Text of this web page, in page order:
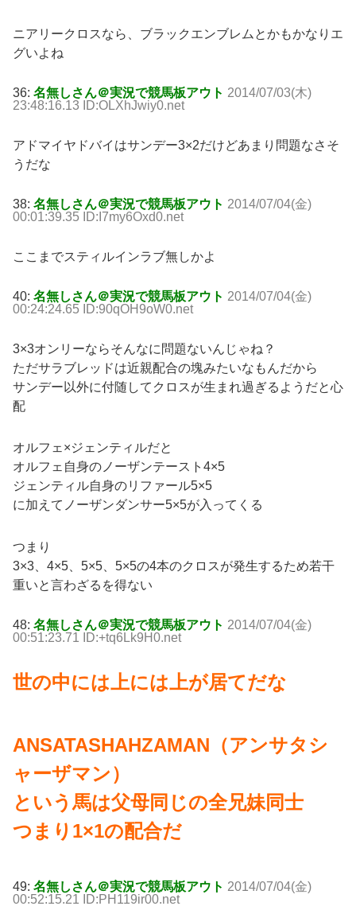
ニアリークロスなら、ブラックエンブレムとかもかなりエ
グいよね
36: 名無しさん＠実況で競馬板アウト 2014/07/03(木)
23:48:16.13 ID:OLXhJwiy0.net
アドマイヤドバイはサンデー3×2だけどあまり問題なさそ
うだな
38: 名無しさん＠実況で競馬板アウト 2014/07/04(金)
00:01:39.35 ID:I7my6Oxd0.net
ここまでスティルインラブ無しかよ
40: 名無しさん＠実況で競馬板アウト 2014/07/04(金)
00:24:24.65 ID:90qOH9oW0.net
3×3オンリーならそんなに問題ないんじゃね？
ただサラブレッドは近親配合の塊みたいなもんだから
サンデー以外に付随してクロスが生まれ過ぎるようだと心
配
オルフェ×ジェンティルだと
オルフェ自身のノーザンテースト4×5
ジェンティル自身のリファール5×5
に加えてノーザンダンサー5×5が入ってくる
つまり
3×3、4×5、5×5、5×5の4本のクロスが発生するため若干
重いと言わざるを得ない
48: 名無しさん＠実況で競馬板アウト 2014/07/04(金)
00:51:23.71 ID:+tq6Lk9H0.net
世の中には上には上が居てだな
ANSATASHAHZAMAN（アンサタシ
ャーザマン）
という馬は父母同じの全兄妹同士
つまり1×1の配合だ
49: 名無しさん＠実況で競馬板アウト 2014/07/04(金)
00:52:15.21 ID:PH119ir00.net